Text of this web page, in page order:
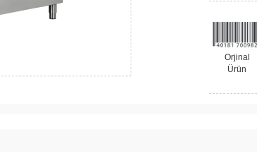
Orjinal
Ürün